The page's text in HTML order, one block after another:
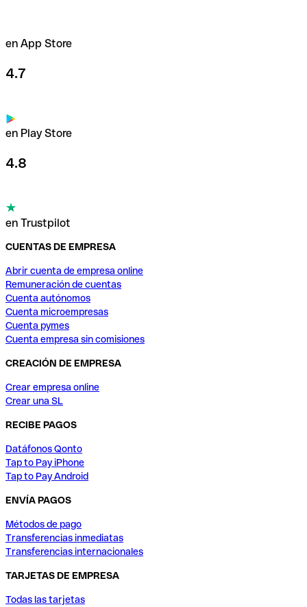
en App Store
4.7
en Play Store
4.8
en Trustpilot
CUENTAS DE EMPRESA
Abrir cuenta de empresa online
Remuneración de cuentas
Cuenta autónomos
Cuenta microempresas
Cuenta pymes
Cuenta empresa sin comisiones
CREACIÓN DE EMPRESA
Crear empresa online
Crear una SL
RECIBE PAGOS
Datáfonos Qonto
Tap to Pay iPhone
Tap to Pay Android
ENVÍA PAGOS
Métodos de pago
Transferencias inmediatas
Transferencias internacionales
TARJETAS DE EMPRESA
Todas las tarjetas